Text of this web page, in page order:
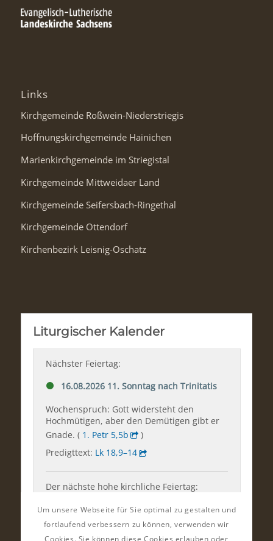
Links
Kirchgemeinde Roßwein-Niederstriegis
Hoffnungskirchgemeinde Hainichen
Marienkirchgemeinde im Striegistal
Kirchgemeinde Mittweidaer Land
Kirchgemeinde Seifersbach-Ringethal
Kirchgemeinde Ottendorf
Kirchenbezirk Leisnig-Oschatz
Um unsere Webseite für Sie optimal zu gestalten und
fortlaufend verbessern zu können, verwenden wir
Cookies. Sie können diese Cookies erlauben oder